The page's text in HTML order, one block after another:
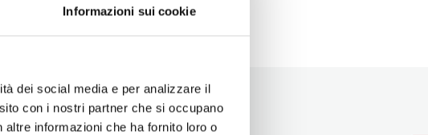
Informazioni sui cookie
dei social media e per analizzare il
con i nostri partner che si occupano
informazioni che ha fornito loro o